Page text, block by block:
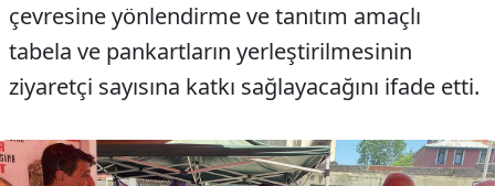
çevresine yönlendirme ve tanıtım amaçlı
tabela ve pankartların yerleştirilmesinin
ziyaretçi sayısına katkı sağlayacağını ifade etti.